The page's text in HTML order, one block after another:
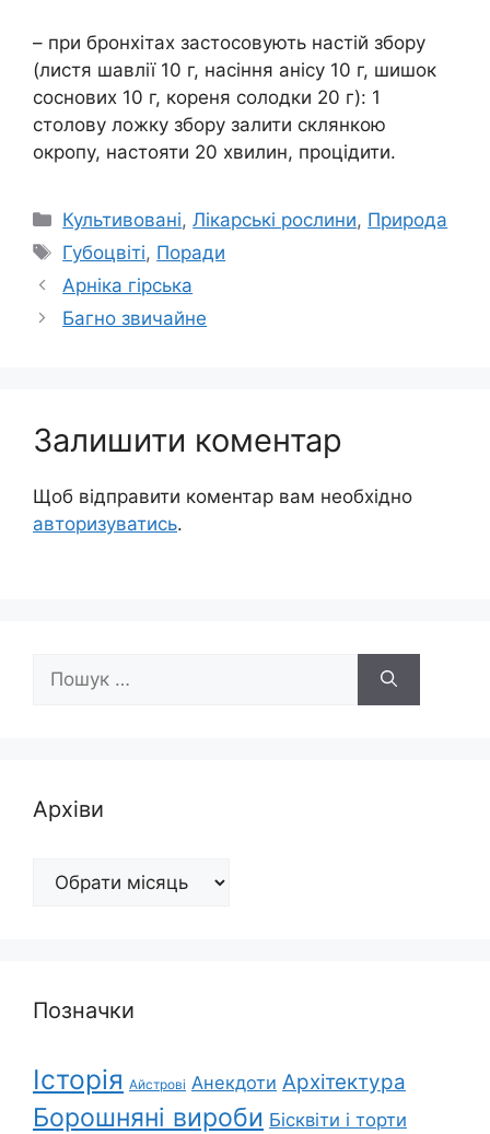
– при бронхітах застосовують настій збору
(листя шавлії 10 г, насіння анісу 10 г, шишок
соснових 10 г, кореня солодки 20 г): 1
столову ложку збору залити склянкою
окропу, настояти 20 хвилин, процідити.
Категорії
Культивовані,Лікарські рослини, Природа
Позначки
Губоцвіті, Поради
Арніка гірська
Багно звичайне
Залишити коментар
Щоб відправити коментар вам необхідно
авторизуватись.
Архіви
Архіви
Позначки
Історія Айстрові Анекдоти Архітектура
Борошняні вироби Бісквіти і торти